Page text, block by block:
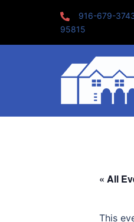
916-679-
95815
« All
This